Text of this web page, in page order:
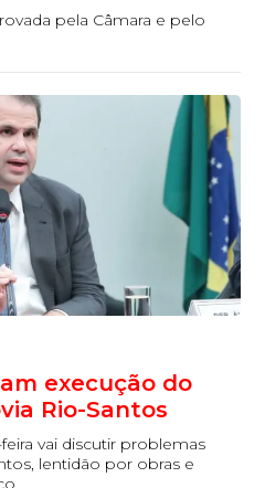
pela Câmara e pelo
execução do
Rio-Santos
vai discutir problemas
lentidão por obras e